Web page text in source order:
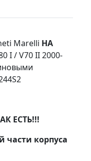
Marelli НА
I / V70 II 2000-
ЕСТЬ!!!
части корпуса